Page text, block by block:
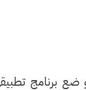
ضع برنامج